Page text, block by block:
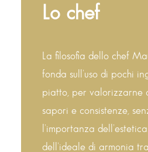
Lo chef
La filosofia dello chef
fonda sull’uso di pochi
piatto, per valorizzarne
sapori e consistenze,
l’importanza
dell’ideale di armonia